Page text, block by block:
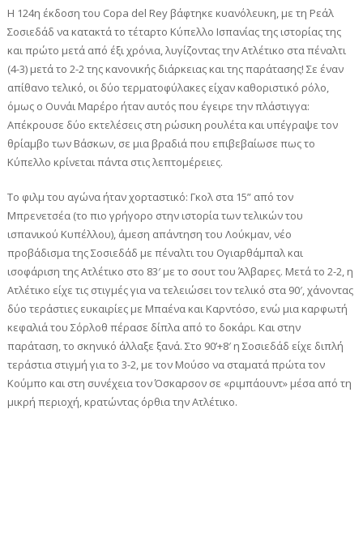
Η 124η έκδοση του Copa del Rey βάφτηκε κυανόλευκη, με τη Ρεάλ
Σοσιεδάδ να κατακτά το τέταρτο Κύπελλο Ισπανίας της ιστορίας της
και πρώτο μετά από έξι χρόνια, λυγίζοντας την Ατλέτικο στα πέναλτι
(4-3) μετά το 2-2 της κανονικής διάρκειας και της παράτασης! Σε έναν
απίθανο τελικό, οι δύο τερματοφύλακες είχαν καθοριστικό ρόλο,
όμως ο Ουνάι Μαρέρο ήταν αυτός που έγειρε την πλάστιγγα:
Απέκρουσε δύο εκτελέσεις στη ρώσικη ρουλέτα και υπέγραψε τον
θρίαμβο των Βάσκων, σε μια βραδιά που επιβεβαίωσε πως το
Κύπελλο κρίνεται πάντα στις λεπτομέρειες.
Το φιλμ του αγώνα ήταν χορταστικό: Γκολ στα 15” από τον
Μπρενετσέα (το πιο γρήγορο στην ιστορία των τελικών του
ισπανικού Κυπέλλου), άμεση απάντηση του Λούκμαν, νέο
προβάδισμα της Σοσιεδάδ με πέναλτι του Ογιαρθάμπαλ και
ισοφάριση της Ατλέτικο στο 83′ με το σουτ του Άλβαρες. Μετά το 2-2, η
Ατλέτικο είχε τις στιγμές για να τελειώσει τον τελικό στα 90′, χάνοντας
δύο τεράστιες ευκαιρίες με Μπαένα και Καρντόσο, ενώ μια καρφωτή
κεφαλιά του Σόρλοθ πέρασε δίπλα από το δοκάρι. Και στην
παράταση, το σκηνικό άλλαξε ξανά. Στο 90’+8′ η Σοσιεδάδ είχε διπλή
τεράστια στιγμή για το 3-2, με τον Μούσο να σταματά πρώτα τον
Κούμπο και στη συνέχεια τον Όσκαρσον σε «ριμπάουντ» μέσα από τη
μικρή περιοχή, κρατώντας όρθια την Ατλέτικο.